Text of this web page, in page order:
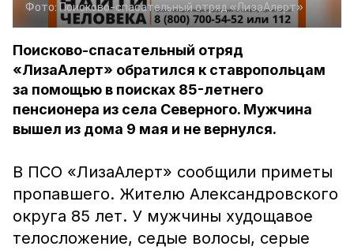
Фото: Поисково-спасательный отряд «ЛизаАлерт»
Поисково-спасательный отряд
«ЛизаАлерт» обратился к ставропольцам
за помощью в поисках 85-летнего
пенсионера из села Северного. Мужчина
вышел из дома 9 мая и не вернулся.
В ПСО «ЛизаАлерт» сообщили приметы
пропавшего. Жителю Александровского
округа 85 лет. У мужчины худощавое
телосложение, седые волосы, серые